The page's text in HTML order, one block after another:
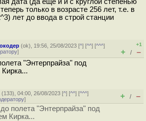
только в возрасте 256 лет, т.е. в
лет до ввода в строй станции
(ok), 19:56, 25/08/2023 [^] [^^] [^^^]
]
+1
+ / –
"Энтерпрайза" под
(133), 04:00, 26/08/2023 [^] [^^] [^^^]
] + / –
полета "Энтерпрайза" под
Кирка...